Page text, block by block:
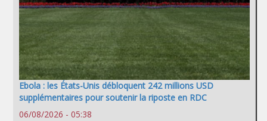
Ebola : les États-Unis débloquent 242 millions USD
supplémentaires pour soutenir la riposte en RDC
06/08/2026 - 05:38